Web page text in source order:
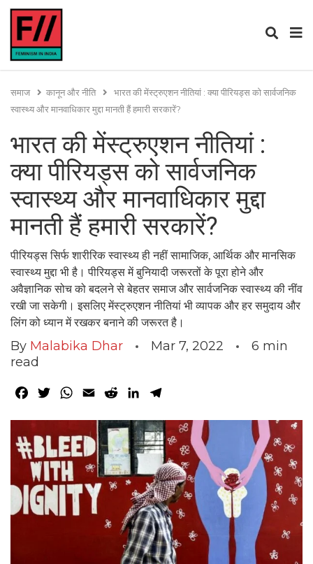
समाज कानून और नीति
भारत की मेंस्ट्रुएशन नीतियां : क्या पीरियड्स को सार्वजनिक
स्वास्थ्य और मानवाधिकार मुद्दा मानती हैं हमारी सरकारें?
भारत की मेंस्ट्रुएशन नीतियां :
क्या पीरियड्स को सार्वजनिक
स्वास्थ्य और मानवाधिकार मुद्दा
मानती हैं हमारी सरकारें?
पीरियड्स सिर्फ शारीरिक स्वास्थ्य ही नहीं सामाजिक, आर्थिक और मानसिक
स्वास्थ्य मुद्दा भी है। पीरियड्स में बुनियादी जरूरतों के पूरा होने और
अवैज्ञानिक सोच को बदलने से बेहतर समाज और सार्वजनिक स्वास्थ्य की नींव
रखी जा सकेगी। इसलिए मेंस्ट्रुएशन नीतियां भी व्यापक और हर समुदाय और
लिंग को ध्यान में रखकर बनाने की जरूरत है।
By Malabika Dhar Mar 7, 2022 6 min
read
Facebook
TwitterWhatsApp
Email RedditLinkedIn